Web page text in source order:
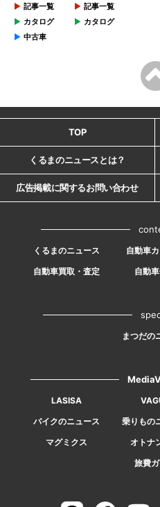
記事一覧
カタログ
中古車
記事一覧
カタログ
TOP
くるまのニュースとは？
広告掲載に関するお問い合わせ
くるまのニュース 自動車
自動車買取・査定
自動
まつだの
LASISA
バイクのニュース
乗りもの
マグミクス
オトナ
旅費